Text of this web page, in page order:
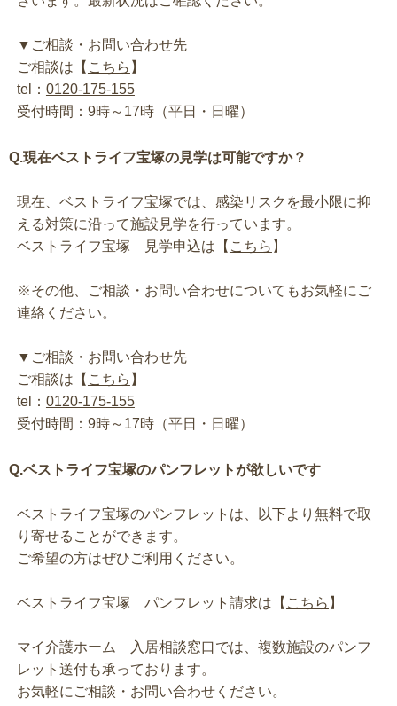
▼ご相談・お問い合わせ先
ご相談は【 こちら 】
tel： 0120-175-155
受付時間：9時～17時（平日・日曜）
Q.現在ベストライフ宝塚の見学は可能ですか？
現在、ベストライフ宝塚では、感染リスクを最小限に抑
える対策に沿って施設見学を行っています。
ベストライフ宝塚 見学申込は【 こちら 】
※その他、ご相談・お問い合わせについてもお気軽にご
連絡ください。
▼ご相談・お問い合わせ先
ご相談は【 こちら 】
tel： 0120-175-155
受付時間：9時～17時（平日・日曜）
Q.ベストライフ宝塚のパンフレットが欲しいです
ベストライフ宝塚のパンフレットは、以下より無料で取
り寄せることができます。
ご希望の方はぜひご利用ください。
ベストライフ宝塚 パンフレット請求は【 こちら 】
マイ介護ホーム 入居相談窓口では、複数施設のパンフ
レット送付も承っております。
お気軽にご相談・お問い合わせください。